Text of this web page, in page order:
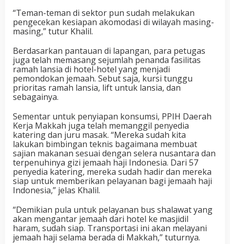
“Teman-teman di sektor pun sudah melakukan
pengecekan kesiapan akomodasi di wilayah masing-
masing,” tutur Khalil.
Berdasarkan pantauan di lapangan, para petugas
juga telah memasang sejumlah penanda fasilitas
ramah lansia di hotel-hotel yang menjadi
pemondokan jemaah. Sebut saja, kursi tunggu
prioritas ramah lansia, lift untuk lansia, dan
sebagainya.
Sementar untuk penyiapan konsumsi, PPIH Daerah
Kerja Makkah juga telah memanggil penyedia
katering dan juru masak. “Mereka sudah kita
lakukan bimbingan teknis bagaimana membuat
sajian makanan sesuai dengan selera nusantara dan
terpenuhinya gizi jemaah haji Indonesia. Dari 57
penyedia katering, mereka sudah hadir dan mereka
siap untuk memberikan pelayanan bagi jemaah haji
Indonesia,” jelas Khalil.
“Demikian pula untuk pelayanan bus shalawat yang
akan mengantar jemaah dari hotel ke masjidil
haram, sudah siap. Transportasi ini akan melayani
jemaah haji selama berada di Makkah,” tuturnya.